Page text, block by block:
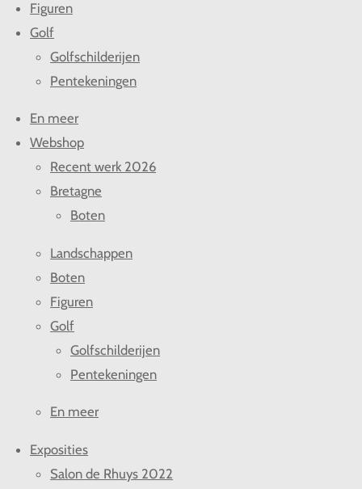
Figuren
Golf
Golfschilderijen
Pentekeningen
En meer
Webshop
Recent werk 2026
Bretagne
Boten
Landschappen
Boten
Figuren
Golf
Golfschilderijen
Pentekeningen
En meer
Exposities
Salon de Rhuys 2022